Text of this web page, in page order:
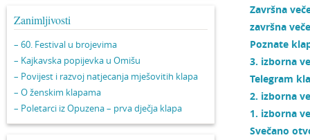
Zanimljivosti
– 60. Festival u brojevima
– Kajkavska popijevka u Omišu
– Povijest i razvoj natjecanja mješovitih klapa
– O ženskim klapama
– Poletarci iz Opuzena – prva dječja klapa
Završna
završna
Poznate
3. izborna
Telegram
2. izborna
1. izborna
Svečano